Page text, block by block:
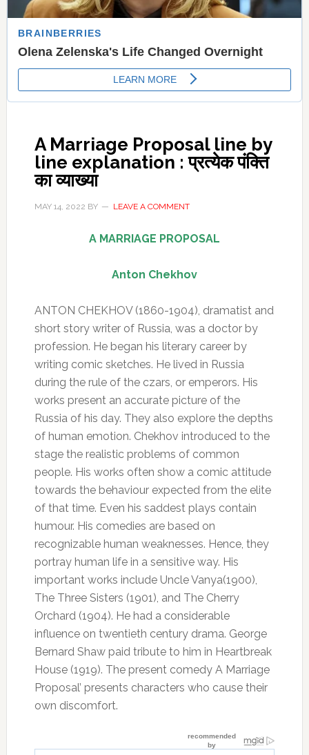
A Marriage Proposal line by
line explanation : प्रत्‍येक पंक्ति
का व्‍याख्‍या
MAY 14, 2022 BY LEAVE A COMMENT
A MARRIAGE PROPOSAL
Anton Chekhov
ANTON CHEKHOV (1860-1904), dramatist and
short story writer of Russia, was a doctor by
profession. He began his literary career by
writing comic sketches. He lived in Russia
during the rule of the czars, or emperors. His
works present an accurate picture of the
Russia of his day. They also explore the depths
of human emotion. Chekhov introduced to the
stage the realistic problems of common
people. His works often show a comic attitude
towards the behaviour expected from the elite
of that time. Even his saddest plays contain
humour. His comedies are based on
recognizable human weaknesses. Hence, they
portray human life in a sensitive way. His
important works include Uncle Vanya(1900),
The Three Sisters (1901), and The Cherry
Orchard (1904). He had a considerable
influence on twentieth century drama. George
Bernard Shaw paid tribute to him in Heartbreak
House (1919). The present comedy A Marriage
Proposal’ presents characters who cause their
own discomfort.